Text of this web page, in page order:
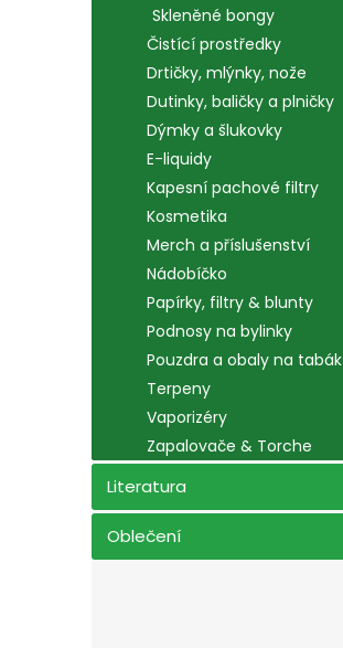
Skleněné bongy
Čistící prostředky
Drtičky, mlýnky, nože
Dutinky, baličky a plničky
Dýmky a šlukovky
E-liquidy
Kapesní pachové filtry
Kosmetika
Merch a příslušenství
Nádobíčko
Papírky, filtry & blunty
Podnosy na bylinky
Pouzdra a obaly na tabák
Terpeny
Vaporizéry
Zapalovače & Torche
Literatura
Oblečení